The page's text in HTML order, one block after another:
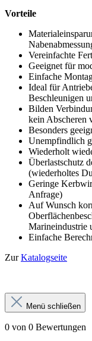
Vorteile
Vereinfachte
Geeignet für
Einfache
Ideal für
Beschleunigen
Bilden
kein Abscheren
Besonders
Unempfindlich
Wiederholt
Überlastschutz
(wiederholtes
Geringe
Anfrage)
Auf Wunsch
Marineindustrie
Einfache
ZurKatalogseite
Menü schließen
0 von 0 Bewertungen